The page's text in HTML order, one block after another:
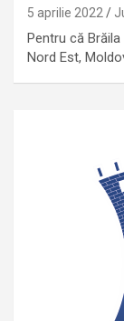
5 aprilie 2022
Pentru că
Nord Est,